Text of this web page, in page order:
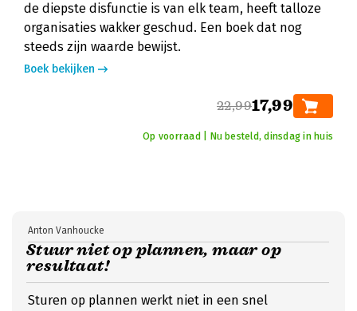
de diepste disfunctie is van elk team, heeft talloze
organisaties wakker geschud. Een boek dat nog
steeds zijn waarde bewijst.
Boek bekijken
22,9917,99
Op voorraad | Nu besteld, dinsdag in huis
Stuur niet op plannen, maar op
resultaat!
Anton Vanhoucke
Sturen op plannen werkt niet in een snel